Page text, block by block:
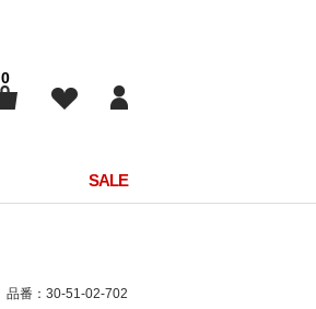
0
SALE
品番：30-51-02-702